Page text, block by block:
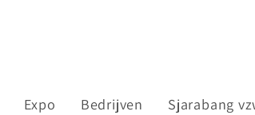
Expo Bedrijven Sjarabang